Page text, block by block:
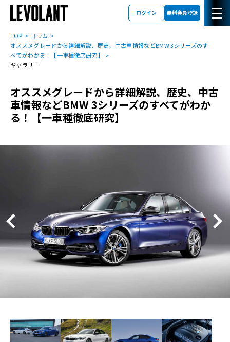
ログイン 無料会員登録
TOP
コラム
オススメグレードから詳細解説、歴史、中古車情報などBMW 3シリーズのす
べてがわかる！【一車種徹底研究】
ギャラリー
オススメグレードから詳細解説、歴史、中古
車情報などBMW 3シリーズのすべてがわか
る！【一車種徹底研究】